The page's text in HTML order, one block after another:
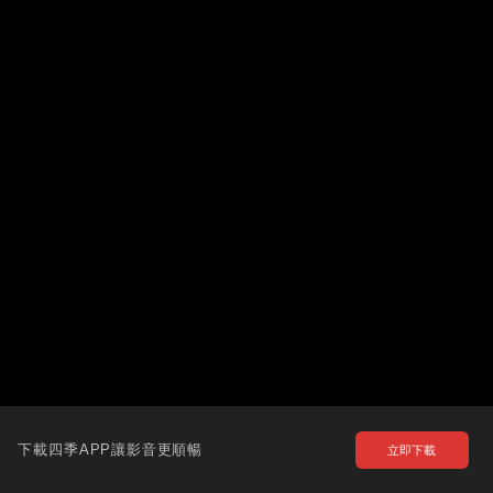
下載四季APP讓影音更順暢 立即下載